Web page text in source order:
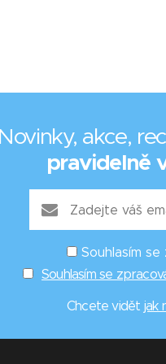
Novinky, akce,
pravidelně
Souhlasím
Souhlasím se
Chcete vidět jak